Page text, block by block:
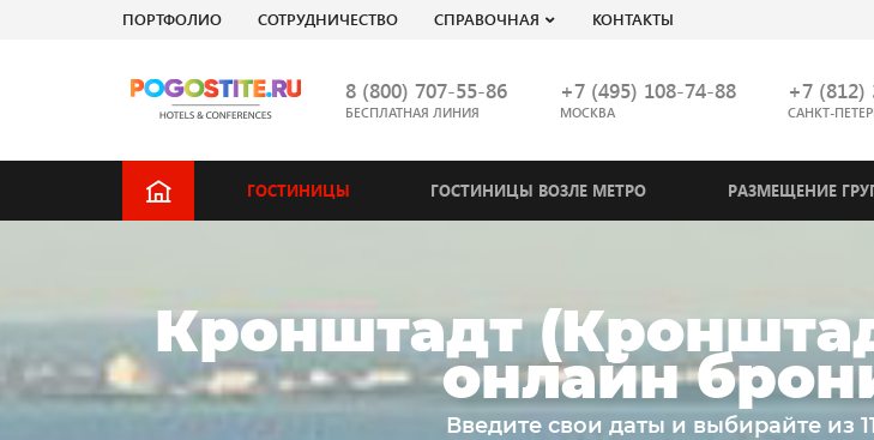
ПОРТФОЛИО СОТРУДНИЧЕСТВО СПРАВОЧНАЯ КОНТАКТЫ
8 (800) 707-55-86
БЕСПЛАТНАЯ ЛИНИЯ
+7 (495) 108-74-88
МОСКВА
+7 (812)
САНКТ-
ГОСТИНИЦЫ ГОСТИНИЦЫ ВОЗЛЕ МЕТРО РАЗМЕЩЕНИЕ
Кронштадт
онлайн
Введите свои даты и выбирайте из